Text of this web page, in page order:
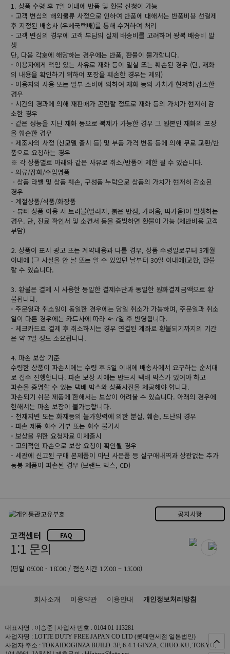
1. 상품 수령 후 7일 이내에 반품 및 환불 신청이 가능
- 고객 변심의 해외물류 사정으로 인하여 반품에 대해서는 반품비용 선결제
후 지정된 배송사 (우체국택배)를 통해 수거하여 처리
- 고객 변심의 경우에 고객 부담의 실제 배송비를 고려하여 왕복 배송비 발
생
단, 다음 각호에 해당하는 경우에는 반품, 환불이 불가합니다.
- 이용자에게 책임 있는 사유로 재화 등이 멸실 또는 훼손된 경우 (단, 재화
의 내용을 확인하기 위하여 포장을 훼손한 경우는 제외)
- 이용자의 사용 또는 일부 소비에 의하여 재화 등의 가치가 현저히 감소한
경우
- 시간의 경과에 의해 재판매가 곤란할 정도로 재화 등의 가치가 현저히 감
소한 경우
- 같은 성능을 지닌 재화 등으로 복제가 가능한 경우 그 원본인 재화의 포장
을 훼손한 경우
- 제조사의 사정 (신모델 출시 등) 및 부품 가격 변동 등에 의해 무료 교환/반
품으로 요청하는 경우
※ 각 상품별로 아래와 같은 사유로 취소/반품이 제한 될 수 있습니다.
- 의류/잡화/수입명품
ㆍ상품 라벨 및 상품 훼손, 구성품 누락으로 상품의 가치가 현저히 감소된
경우
- 계절상품/식품/화장품
ㆍ뷰티 상품 이용 시 트러블(알러지, 붉은 반점, 가려움, 따가움)이 발생하는
경우. 단, 진료 확인서 및 소견서 등을 증빙하면 환불이 가능 (제반비용 고객
부담)
2. 상품이 표시 광고 또는 계약내용과 다를 경우, 상품 수령일로부터 3개월
이내에 (그 사실을 안 날 또는 알 수 있었던 날부터 30일 이내에)교환, 환불
할 수 있습니다.
3. 환불은 결제 시 사용한 동일한 결제수단과 동일한 원화결제금액으로 환
불됩니다.
- 주문일과 취소일이 동일한 경우에는 당일 취소가 가능하며, 주문일과 취소
일이 다른 경우에는 카드사에 따라 4~7일 후 반영됩니다.
- 체크카드로 결제 후 취소하시는 경우 연결된 계좌로 환불되기까지의 기간
은 약 7일 정도 소요됩니다.
4. 파손 보상 기준
수령한 상품이 파손시에는 수령 후 5일 이내에 배송사에서 요구하는 순서대
로 접수 진행합니다. 파손 보상 시에는 반드시 택배 박스가 있어야 하고
파손을 증명할 수 있는 택배 박스와 상품사진을 제공해야 합니다.
파손되기 쉬운 제품에 한해서는 보상이 어려울 수 있습니다. 아래의 경우에
한해서는 파손 보장이 불가능합니다.
- 천재지변 또는 화재등의 불가항력에 의한 분실, 훼손, 도난의 경우
- 파손 제품 회수 거부 또는 회수 불가시
- 보상을 위한 요청자료 미제출시
- 고의적인 파손으로 보상 요청이 확인될 경우
- 세관에 신고된 구매 본제품이 아닌 사은품 등 실구매내역과 상관없는 추가
동봉 제품이 파손된 경우 (브랜드 박스, CD)
공지사항
고객센터 FAQ
1:1 문의
(평일 09:00 - 18:00 / 점심시간 12:00 – 13:00)
회사소개 이용약관 이용안내 개인정보처리방침
대표자명 : 이승준 | 사업자 번호 : 0104 01 113281
사업자명 : LOTTE DUTY FREE JAPAN CO LTD (롯데면세점 일본법인)
사업자 주소 : TOKAIDOGINZA BUILD. 3F, 6-4-1 GINZA, CHUO-KU, TOKYO,